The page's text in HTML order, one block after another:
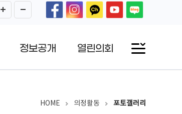
정보공개 열린의회
HOME 의정활동 포토갤러리